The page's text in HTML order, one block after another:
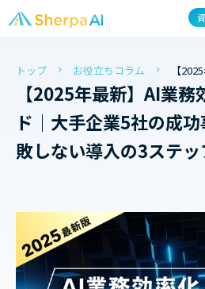
トップ お役立ちコラム
【2025年最新】AI業
ド｜大手企業5社の成
敗しない導入の3ステッ